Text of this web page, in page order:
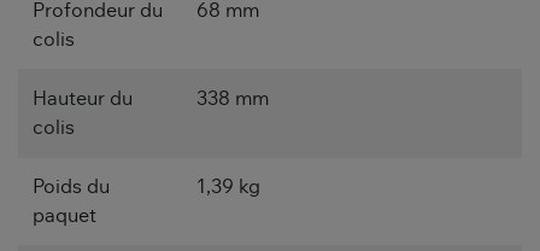
Profondeur du
colis
68 mm
Hauteur du
colis
338 mm
Poids du
paquet
1,39 kg